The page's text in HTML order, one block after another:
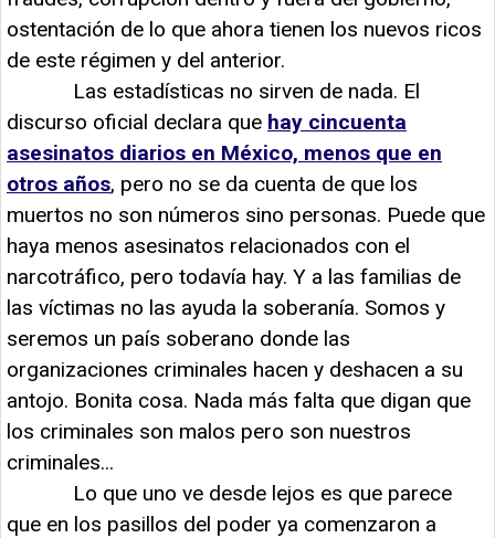
ostentación de lo que ahora tienen los nuevos ricos
de este régimen y del anterior.
Las estadísticas no sirven de nada. El
discurso oficial declara que hay cincuenta
asesinatos diarios en México, menos que en
otros años, pero no se da cuenta de que los
muertos no son números sino personas. Puede que
haya menos asesinatos relacionados con el
narcotráfico, pero todavía hay. Y a las familias de
las víctimas no las ayuda la soberanía. Somos y
seremos un país soberano donde las
organizaciones criminales hacen y deshacen a su
antojo. Bonita cosa. Nada más falta que digan que
los criminales son malos pero son nuestros
criminales...
Lo que uno ve desde lejos es que parece
que en los pasillos del poder ya comenzaron a